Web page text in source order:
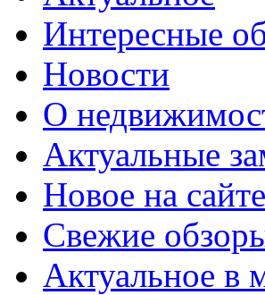
Интересные
Новости
О
Актуальные
Новое на сайте
Свежие
Актуальное в